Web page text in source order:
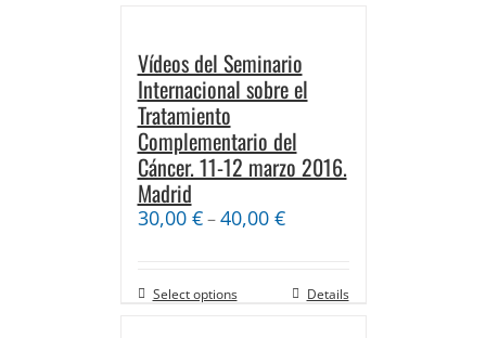
Vídeos del Seminario
Internacional sobre el
Tratamiento
Complementario del
Cáncer. 11-12 marzo 2016.
Madrid
30,00 €–40,00 €
Select options Details